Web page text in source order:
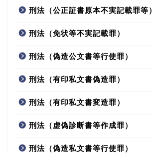
刑法（公正証書原本不実記載罪等）
刑法（免状等不実記載罪）
刑法（偽造公文書等行使罪）
刑法（有印私文書偽造罪）
刑法（有印私文書変造罪）
刑法（虚偽診断書等作成罪）
刑法（偽造私文書等行使罪）